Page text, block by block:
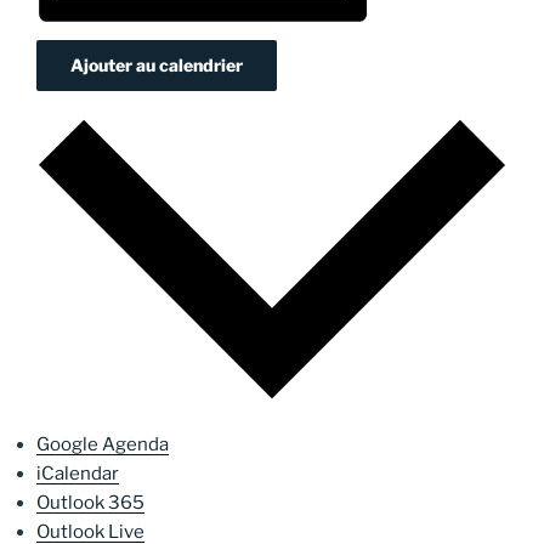
Ajouter au calendrier
Google Agenda
iCalendar
Outlook 365
Outlook Live